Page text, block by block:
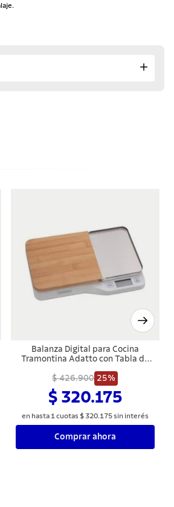
Balanza Digital para Cocina
Tramontina Adatto con Tabla de
$ 426.900 25%
$ 320.175
en hasta 1 cuotas $ 320.175sin interés
Comprar ahora